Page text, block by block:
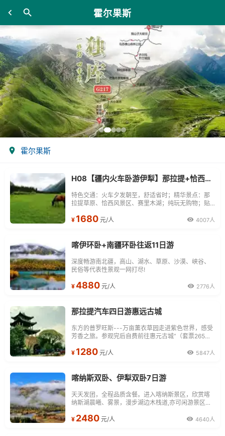
霍尔果斯
霍尔果斯
H08【疆内火车卧游伊犁】那拉提+恰西+赛里木湖火车双卧五日游
特色交通：火车夕发朝至，舒适省时；精华景点：那
拉提草原、恰西风景区、赛里木湖；纯玩无购物；贴
¥ 1680 元/人 4007人
喀伊环卧+南疆环卧往返11日游
深度畅游南北疆，高山、湖水、草原、沙漠、峡谷、
民俗等代表性景观一网打尽!
¥4880 元/人 2776人
那拉提汽车四日游惠远古城
东方的普罗旺斯---万亩薰衣草园走进紫色世界，感受
芳香之旅。参观完后自费前往惠元古城”（套票265元
家统一的见证，
¥ 1280 元/人 5847人
喀纳斯双卧、伊犁双卧7日游
天天发团，全程品质含餐。进入喀纳斯景区，欣赏喀
纳斯湖晨曦、雾景，漫步湖边木栈道,亦可闲游景区中
车乘车游览五彩滩景区。
¥ 2480 元/人 4640人